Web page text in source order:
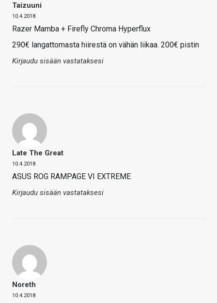
Taizuuni
10.4.2018
Razer Mamba + Firefly Chroma Hyperflux
290€ langattomasta hiirestä on vähän liikaa. 200€ pistin
Kirjaudu sisään vastataksesi
Late The Great
10.4.2018
ASUS ROG RAMPAGE VI EXTREME
Kirjaudu sisään vastataksesi
Noreth
10.4.2018